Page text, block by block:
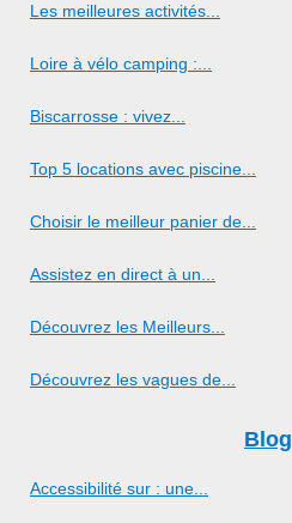
Les meilleures activités...
Loire à vélo camping :...
Biscarrosse : vivez...
Top 5 locations avec piscine...
Choisir le meilleur panier de...
Assistez en direct à un...
Découvrez les Meilleurs...
Découvrez les vagues de...
Blog
Accessibilité sur : une...